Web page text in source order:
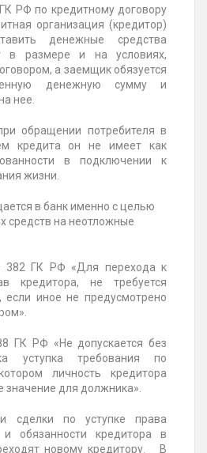
РФ по кредитному договору
организация (кредитор)
денежные средства
в размере и на условиях,
а заемщик обязуется
денежную сумму и
нее.
обращении потребителя в
кредита он не имеет как
в подключении к
жизни.
в банк именно с целью
средств на неотложные
382 ГК РФ «Для перехода к
кредитора, не требуется
если иное не предусмотрено
ГК РФ «Не допускается без
уступка требования по
личность кредитора
значение для должника».
сделки по уступке права
обязанности кредитора в
новому кредитору. В